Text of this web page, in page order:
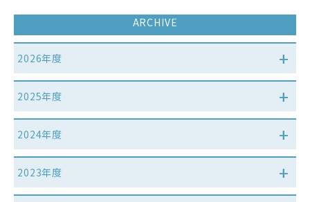
ARCHIVE
2026年度
2025年度
2024年度
2023年度